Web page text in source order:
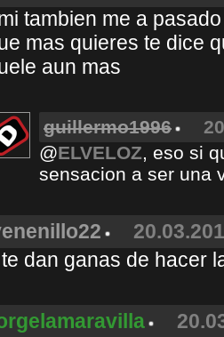
tambien me a
mas quieres te dice
aun mas
guillermo1996
@ELVELOZ, eso si
sensacion a ser una
dan ganas de hacer